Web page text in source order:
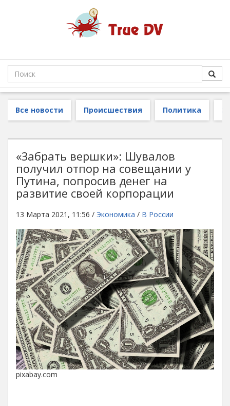
Все новости Происшествия Политика
«Забрать вершки»: Шувалов
получил отпор на совещании у
Путина, попросив денег на
развитие своей корпорации
13 Марта 2021, 11:56 / Экономика / В России
pixabay.com